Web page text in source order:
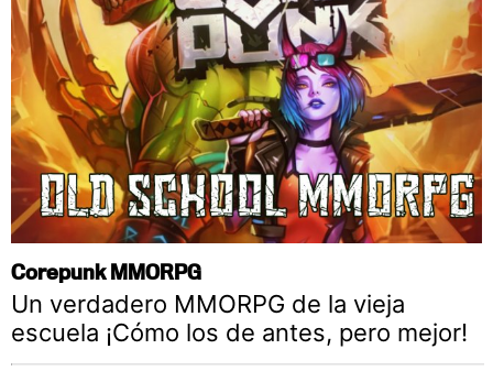
Corepunk MMORPG
Un verdadero MMORPG de la vieja
escuela ¡Cómo los de antes, pero mejor!